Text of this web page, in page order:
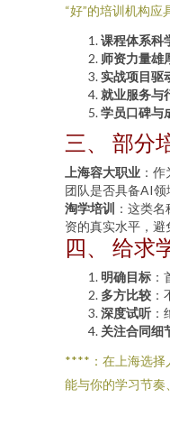
“好”的培训机构应
课程体系科
师资力量雄
实战项目驱
就业服务与
学员口碑与
三、 部分
上海容大职业 ：
团队是否具备AI领
淘学培训 ：这类
资的真实水平，避
四、 给求
明确目标
多方比较
深度试听
关注合同细
****：在上海选择
能与你的学习节奏